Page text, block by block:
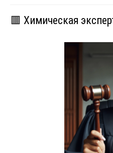
🟥 Химическая